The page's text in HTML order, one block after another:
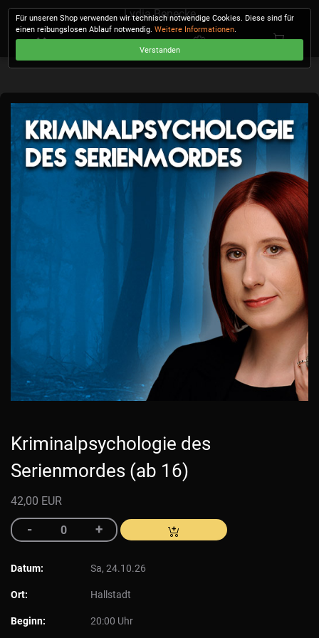
Lydia Benecke
Kriminalpsychologie des
Serienmordes (ab 16)
42,00 EUR
Datum: Sa, 24.10.26
Ort: Hallstadt
Beginn: 20:00 Uhr
Für unseren Shop verwenden wir technisch notwendige Cookies. Diese sind für
einen reibungslosen Ablauf notwendig.Weitere Informationen.
Verstanden